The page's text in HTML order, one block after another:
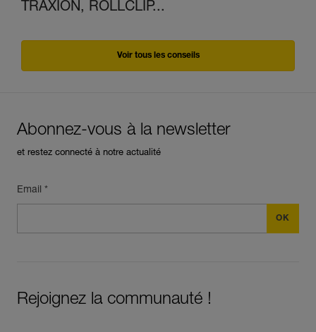
TRAXION, ROLLCLIP...
Voir tous les conseils
Abonnez-vous à la newsletter
et restez connecté à notre actualité
Email *
Rejoignez la communauté !